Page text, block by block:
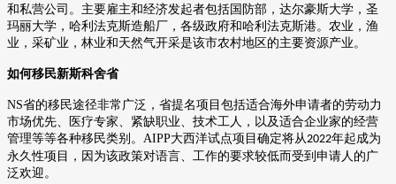
和私营公司。主要雇主和经济发起者包括国防部，达尔豪斯大学，圣
玛丽大学，哈利法克斯造船厂，各级政府和哈利法克斯港。农业，渔
业，采矿业，林业和天然气开采是该市农村地区的主要资源产业。
如何移民新斯科舍省
NS省的移民途径非常广泛，省提名项目包括适合海外申请者的劳动力
市场优先、医疗专家、紧缺职业、技术工人，以及适合企业家的经营
管理等等各种移民类别。 AIPP大西洋试点项目确定将从2022年起成为
永久性项目，因为该政策对语言、工作的要求较低而受到申请人的广
泛欢迎。